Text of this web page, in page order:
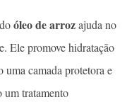
óleo de arrozajuda no
Ele promove hidratação
uma camada protetora e
um tratamento